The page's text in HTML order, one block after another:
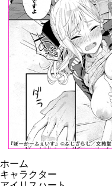
ホーム
キャラクター